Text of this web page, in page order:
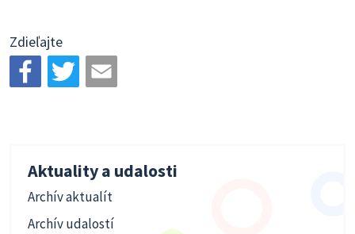
Zdieľajte
Aktuality a udalosti
Archív aktualít
Archív udalostí